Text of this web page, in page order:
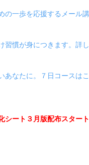
の一歩を応援するメール
習慣が身につきます。詳
あなたに。７日コースはこ
シート３月版配布スタート